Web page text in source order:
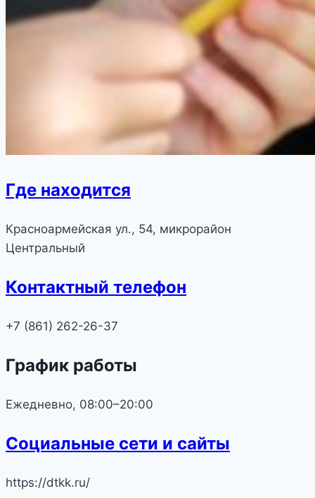
Где находится
Красноармейская ул., 54, микрорайон
Центральный
Контактный телефон
+7 (861) 262-26-37
График работы
Ежедневно, 08:00–20:00
Социальные сети и сайты
https://dtkk.ru/